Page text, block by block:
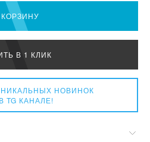
КОРЗИНУ
В 1 КЛИК
НОВИНОК
В TG КАНАЛЕ!